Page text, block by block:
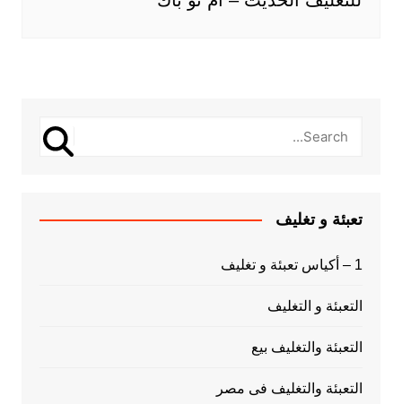
تعبئة و تغليف
1 – أكياس تعبئة و تغليف
التعبئة و التغليف
التعبئة والتغليف بيع
التعبئة والتغليف فى مصر